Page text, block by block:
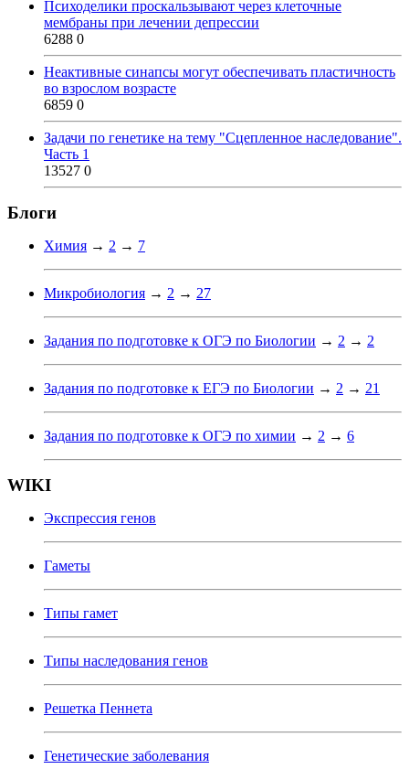
Психоделики проскальзывают через клеточные
мембраны при лечении депрессии
6288 0
Неактивные синапсы могут обеспечивать пластичность
во взрослом возрасте
6859 0
Задачи по генетике на тему "Сцепленное наследование".
Часть 1
13527 0
Блоги
Химия → 2 → 7
Микробиология → 2 → 27
Задания по подготовке к ОГЭ по Биологии → 2 → 2
Задания по подготовке к ЕГЭ по Биологии → 2 → 21
Задания по подготовке к ОГЭ по химии → 2 → 6
WIKI
Экспрессия генов
Гаметы
Типы гамет
Типы наследования генов
Решетка Пеннета
Генетические заболевания